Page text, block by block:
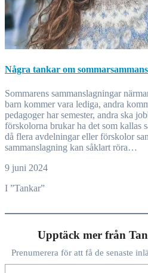
Några tankar om
Sommarens sammanslagningar närmar sig med stormsteg. Vissa
barn kommer vara lediga, andra
pedagoger har semester, andra ska
förskolorna brukar ha det som kallas
då flera avdelningar eller förskolor
sammanslagning kan såklart röra…
9 juni 2024
I ”Tankar”
Upptäck mer från
Prenumerera för att få de senaste
Skriv din e-post …